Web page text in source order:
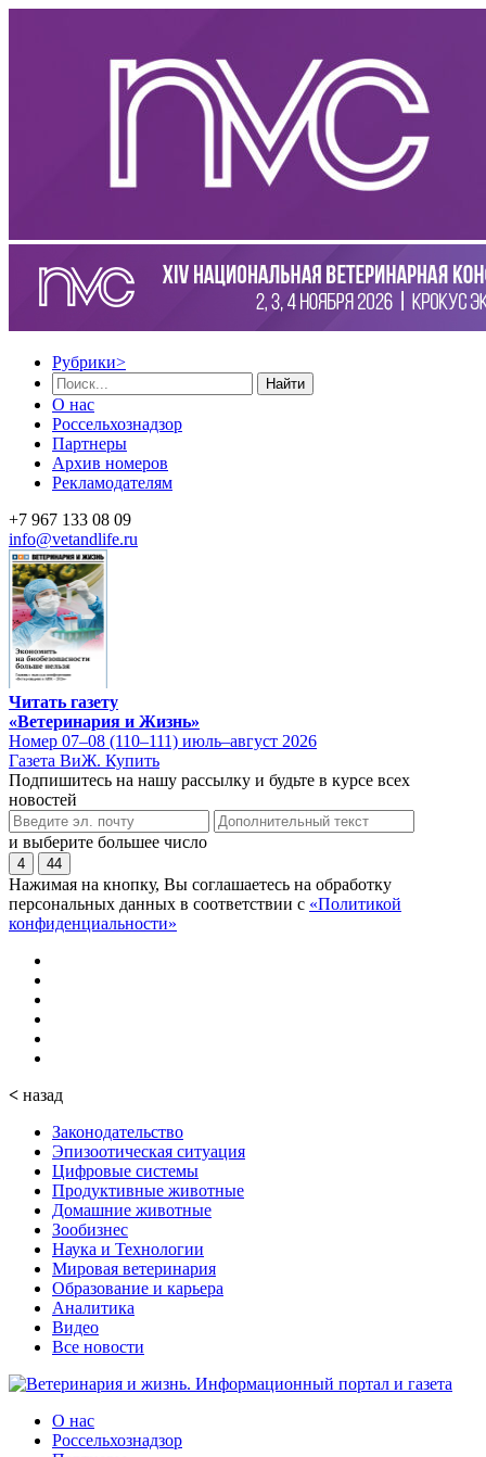
Рубрики>
Найти
О нас
Россельхознадзор
Партнеры
Архив номеров
Рекламодателям
+7 967 133 08 09
info@vetandlife.ru
Читать газету
«Ветеринария и Жизнь»
Номер 07–08 (110–111) июль–август 2026
Газета ВиЖ. Купить
Подпишитесь на нашу рассылку и будьте в курсе всех
новостей
и выберите большее число
4 44
Нажимая на кнопку, Вы соглашаетесь на обработку
персональных данных в соответствии с «Политикой
конфиденциальности»
< назад
Законодательство
Эпизоотическая ситуация
Цифровые системы
Продуктивные животные
Домашние животные
Зообизнес
Наука и Технологии
Мировая ветеринария
Образование и карьера
Аналитика
Видео
Все новости
О нас
Россельхознадзор